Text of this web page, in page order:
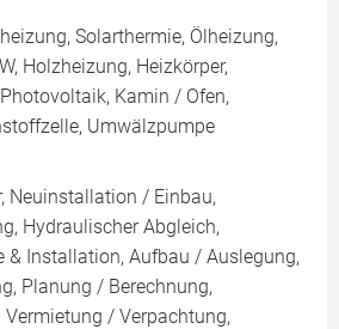
Solarthermie, Ölheizung,
Holzheizung, Heizkörper,
Kamin / Ofen,
Umwälzpumpe
Neuinstallation / Einbau,
Hydraulischer Abgleich,
& Installation, Aufbau / Auslegung,
Planung / Berechnung,
Vermietung / Verpachtung,